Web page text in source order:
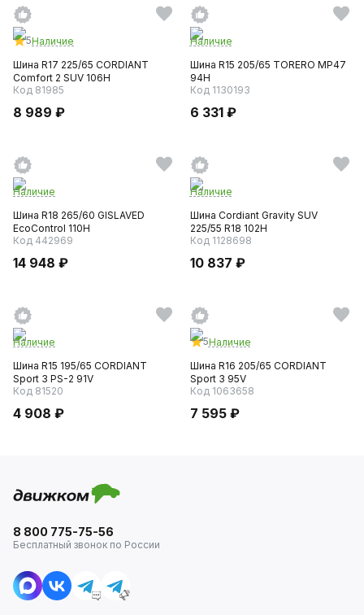
5Наличие
Шина R17 225/65 CORDIANT
Comfort 2 SUV 106H
Код 81985
8 989 ₽
Наличие
Шина R15 205/65 TORERO MP47
94H
Код 1130193
6 331 ₽
Наличие
Шина R18 265/60 GISLAVED
EcoControl 110H
Код 442969
14 948 ₽
Наличие
Шина Cordiant Gravity SUV
225/55 R18 102H
Код 1128698
10 837 ₽
Наличие
Шина R15 195/65 CORDIANT
Sport 3 PS-2 91V
Код 81520
4 908 ₽
5Наличие
Шина R16 205/65 CORDIANT
Sport 3 95V
Код 1063658
7 595 ₽
8 800 775-75-56
Бесплатный звонок по России